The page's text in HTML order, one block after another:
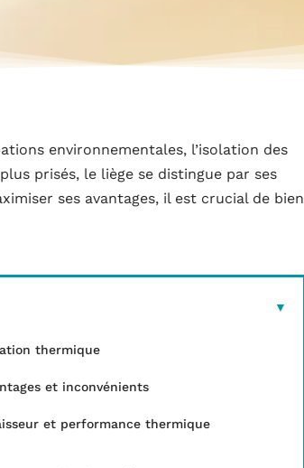
environnementales, l’isolation des
prisés, le liège se distingue par ses
ses avantages, il est crucial de bien
thermique
et inconvénients
et performance thermique